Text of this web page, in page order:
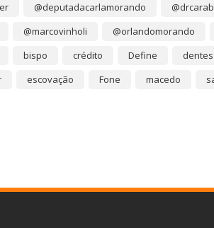
@deputadacarlamorando
@marcovinholi
@orlandomorando
bispo crédito Define
dentes
escovação Fone macedo